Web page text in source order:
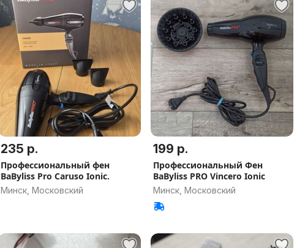
235 р.
Профессиональный фен
BaByliss Pro Caruso Ionic.
Минск, Московский
199 р.
Профессиональный Фен
BaByliss PRO Vincero Ionic
Минск, Московский